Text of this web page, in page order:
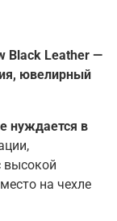
Black Leather —
ювелирный
нуждается в
высокой
на чехле